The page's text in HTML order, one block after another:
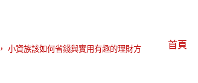
小資族該如何省錢與實用有趣的理財方 首頁